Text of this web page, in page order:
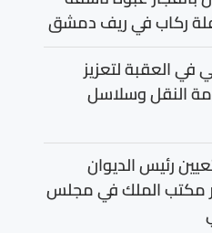
ركاب في ريف دمشق
العقبة لتعزيز
النقل وسلاسل
رئيس الديوان
مكتب الملك في مجلس